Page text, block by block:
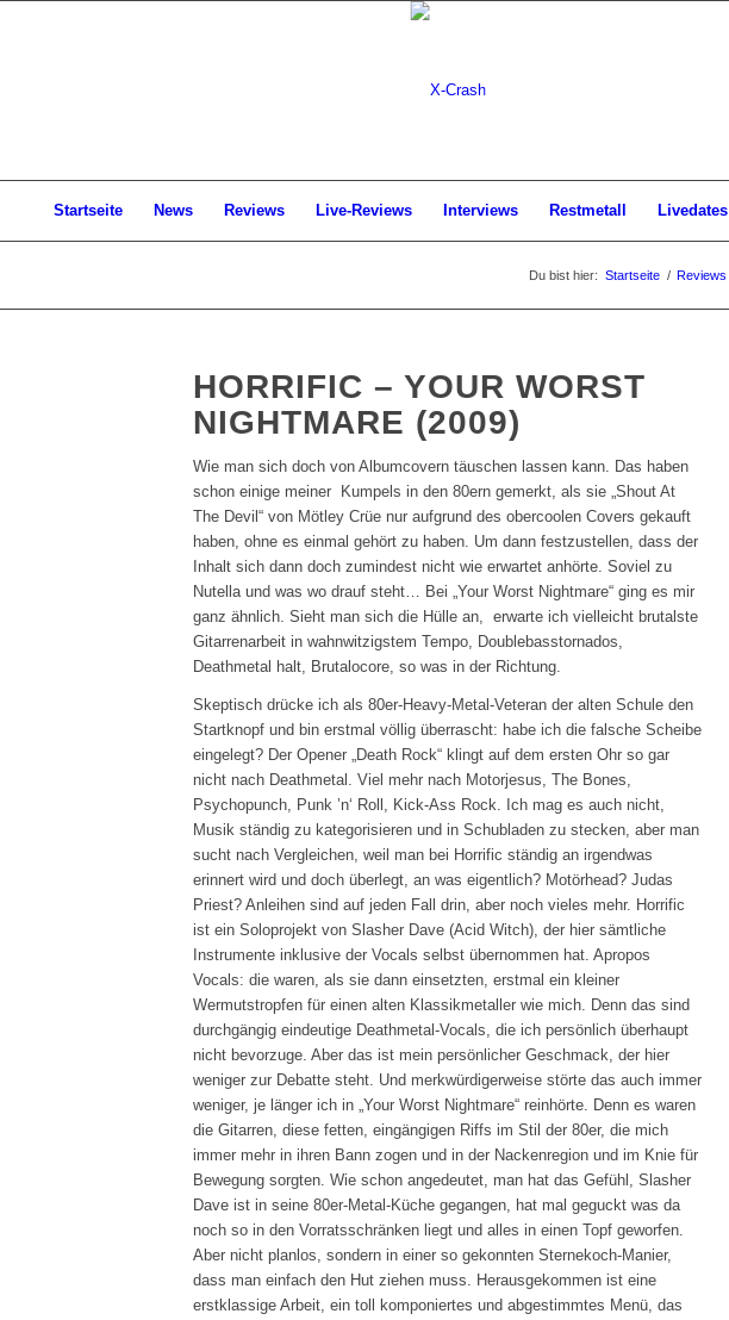
Startseite News Reviews Live-Reviews Interviews Restmetall Livedates
Du bist hier: Startseite / Reviews
HORRIFIC – YOUR WORST
NIGHTMARE (2009)
Wie man sich doch von Albumcovern täuschen lassen kann. Das haben
schon einige meiner Kumpels in den 80ern gemerkt, als sie „Shout At
The Devil“ von Mötley Crüe nur aufgrund des obercoolen Covers gekauft
haben, ohne es einmal gehört zu haben. Um dann festzustellen, dass der
Inhalt sich dann doch zumindest nicht wie erwartet anhörte. Soviel zu
Nutella und was wo drauf steht… Bei „Your Worst Nightmare“ ging es mir
ganz ähnlich. Sieht man sich die Hülle an, erwarte ich vielleicht brutalste
Gitarrenarbeit in wahnwitzigstem Tempo, Doublebasstornados,
Deathmetal halt, Brutalocore, so was in der Richtung.
Skeptisch drücke ich als 80er-Heavy-Metal-Veteran der alten Schule den
Startknopf und bin erstmal völlig überrascht: habe ich die falsche Scheibe
eingelegt? Der Opener „Death Rock“ klingt auf dem ersten Ohr so gar
nicht nach Deathmetal. Viel mehr nach Motorjesus, The Bones,
Psychopunch, Punk ’n‘ Roll, Kick-Ass Rock. Ich mag es auch nicht,
Musik ständig zu kategorisieren und in Schubladen zu stecken, aber man
sucht nach Vergleichen, weil man bei Horrific ständig an irgendwas
erinnert wird und doch überlegt, an was eigentlich? Motörhead? Judas
Priest? Anleihen sind auf jeden Fall drin, aber noch vieles mehr. Horrific
ist ein Soloprojekt von Slasher Dave (Acid Witch), der hier sämtliche
Instrumente inklusive der Vocals selbst übernommen hat. Apropos
Vocals: die waren, als sie dann einsetzten, erstmal ein kleiner
Wermutstropfen für einen alten Klassikmetaller wie mich. Denn das sind
durchgängig eindeutige Deathmetal-Vocals, die ich persönlich überhaupt
nicht bevorzuge. Aber das ist mein persönlicher Geschmack, der hier
weniger zur Debatte steht. Und merkwürdigerweise störte das auch immer
weniger, je länger ich in „Your Worst Nightmare“ reinhörte. Denn es waren
die Gitarren, diese fetten, eingängigen Riffs im Stil der 80er, die mich
immer mehr in ihren Bann zogen und in der Nackenregion und im Knie für
Bewegung sorgten. Wie schon angedeutet, man hat das Gefühl, Slasher
Dave ist in seine 80er-Metal-Küche gegangen, hat mal geguckt was da
noch so in den Vorratsschränken liegt und alles in einen Topf geworfen.
Aber nicht planlos, sondern in einer so gekonnten Sternekoch-Manier,
dass man einfach den Hut ziehen muss. Herausgekommen ist eine
erstklassige Arbeit, ein toll komponiertes und abgestimmtes Menü, das